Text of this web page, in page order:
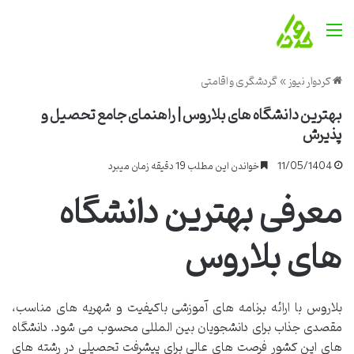
منو
کردوار نیوز»گردشگری و اقامتی
بهترین دانشگاه های بلاروس | راهنمای جامع تحصیل و
پذیرش
11/05/1404 خواندن این مطلب 19 دقیقه زمان میبرد
معرفی بهترین دانشگاه
های بلاروس
بلاروس با ارائه برنامه های آموزشی باکیفیت و شهریه های مناسب،
مقصدی جذاب برای دانشجویان بین المللی محسوب می شود. دانشگاه
های این کشور فرصت های عالی برای پیشرفت تحصیلی در رشته های